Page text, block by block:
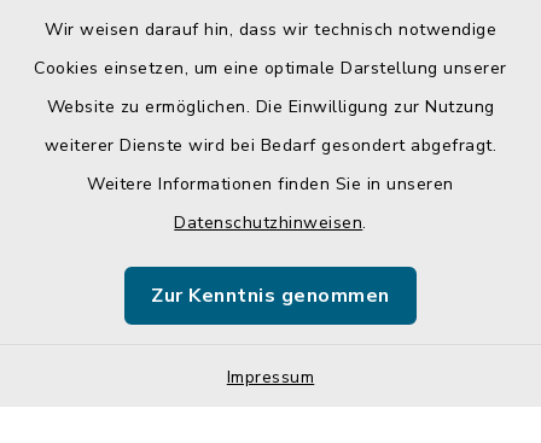
Wir weisen darauf hin, dass wir technisch notwendige
Cookies einsetzen, um eine optimale Darstellung unserer
Website zu ermöglichen. Die Einwilligung zur Nutzung
weiterer Dienste wird bei Bedarf gesondert abgefragt.
Weitere Informationen finden Sie in unseren
Datenschutzhinweisen.
Zur Kenntnis genommen
Impressum
Barrierefreiheit
Impressum
Sitemap